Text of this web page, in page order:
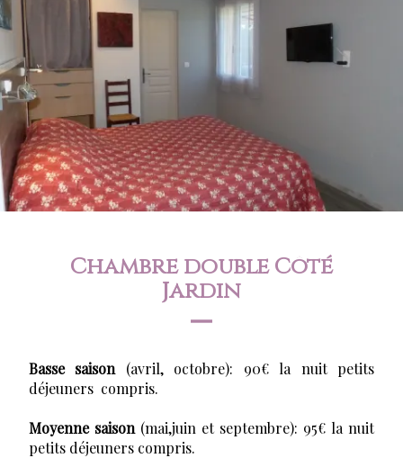
Chambre double Côté
Jardin
Basse saison (avril, octobre): 90€ la nuit petits
déjeuners compris.
Moyenne saison (mai,juin et septembre): 95€ la nuit
petits déjeuners compris.